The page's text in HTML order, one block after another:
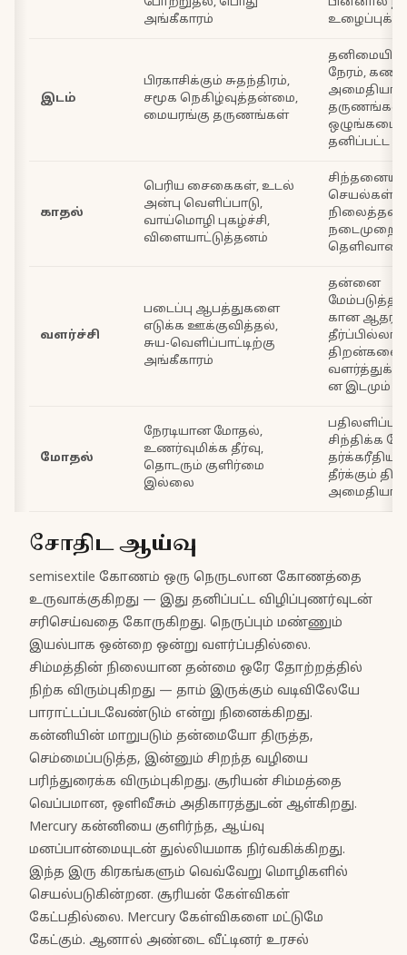
அங்கீகாரம்
உழைப்புக்கு
இடம்
பிரகாசிக்கும் சுதந்திரம்,
சமூக நெகிழ்வுத்தன்மை,
மையரங்கு தருணங்கள்
தனிமையில்
நேரம்,
தருணங்கள்,
தனிப்பட்ட
காதல்
பெரிய சைகைகள், உடல்
அன்பு வெளிப்பாடு,
வாய்மொழி புகழ்ச்சி,
விளையாட்டுத்தனம்
செயல்கள்,
நடைமுறை
தெளிவான
வளர்ச்சி
படைப்பு ஆபத்துகளை
எடுக்க ஊக்குவித்தல்,
சுய-வெளிப்பாட்டிற்கு
அங்கீகாரம்
தன்னை
கான
திறன்களை
ன இடமும்
மோதல்
நேரடியான மோதல்,
உணர்வுமிக்க தீர்வு,
தொடரும் குளிர்மை
இல்லை
சிந்திக்க
தீர்க்கும்
சோதிட ஆய்வு
semisextile கோணம் ஒரு நெருடலான கோணத்தை
உருவாக்குகிறது — இது தனிப்பட்ட விழிப்புணர்வுடன்
சரிசெய்வதை கோருகிறது. நெருப்பும் மண்ணும்
இயல்பாக ஒன்றை ஒன்று வளர்ப்பதில்லை.
சிம்மத்தின் நிலையான தன்மை ஒரே தோற்றத்தில்
நிற்க விரும்புகிறது — தாம் இருக்கும் வடிவிலேயே
பாராட்டப்படவேண்டும் என்று நினைக்கிறது.
கன்னியின் மாறுபடும் தன்மையோ திருத்த,
செம்மைப்படுத்த, இன்னும் சிறந்த வழியை
பரிந்துரைக்க விரும்புகிறது. சூரியன் சிம்மத்தை
வெப்பமான, ஒளிவீசும் அதிகாரத்துடன் ஆள்கிறது.
Mercury கன்னியை குளிர்ந்த, ஆய்வு
மனப்பான்மையுடன் துல்லியமாக நிர்வகிக்கிறது.
இந்த இரு கிரகங்களும் வெவ்வேறு மொழிகளில்
செயல்படுகின்றன. சூரியன் கேள்விகள்
கேட்பதில்லை. Mercury கேள்விகளை மட்டுமே
கேட்கும். ஆனால் அண்டை வீட்டினர் உரசல்